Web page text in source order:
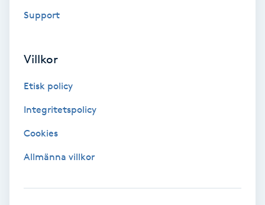
Headspa
Support
Villkor
Etisk policy
Integritetspolicy
Cookies
Allmänna villkor